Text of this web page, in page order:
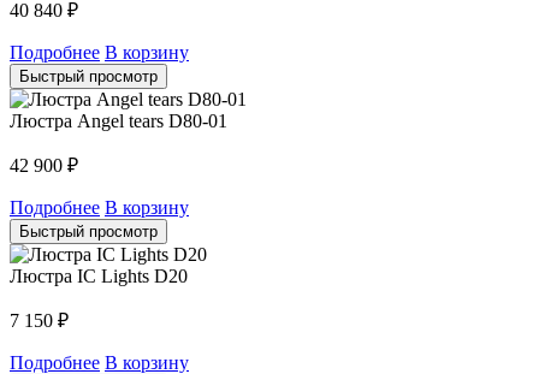
40 840 ₽
Подробнее В корзину
Быстрый просмотр
Люстра Angel tears D80-01
42 900 ₽
Подробнее В корзину
Быстрый просмотр
Люстра IC Lights D20
7 150 ₽
Подробнее В корзину